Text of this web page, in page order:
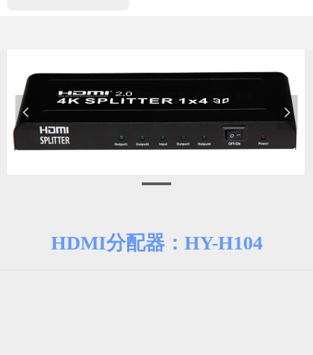
HDMI分配器：HY-H104
넳 넲